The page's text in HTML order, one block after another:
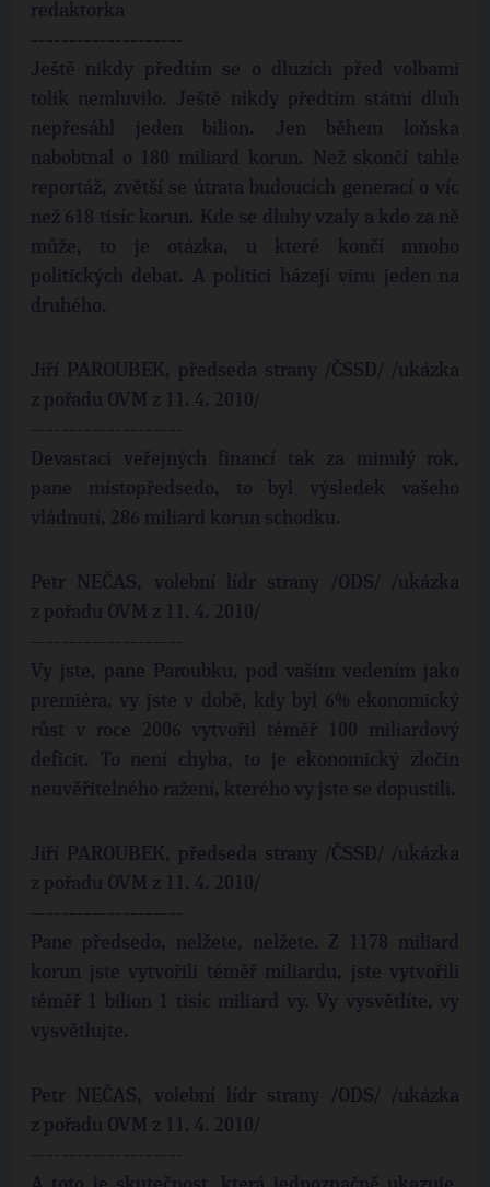
redaktorka
--------------------
Ještě nikdy předtím se o dluzích před volbami
tolik nemluvilo. Ještě nikdy předtím státní dluh
nepřesáhl jeden bilion. Jen během loňska
nabobtnal o 180 miliard korun. Než skončí tahle
reportáž, zvětší se útrata budoucích generací o víc
než 618 tisíc korun. Kde se dluhy vzaly a kdo za ně
může, to je otázka, u které končí mnoho
politických debat. A politici házejí vinu jeden na
druhého.
Jiří PAROUBEK, předseda strany /ČSSD/ /ukázka
z pořadu OVM z 11. 4. 2010/
--------------------
Devastaci veřejných financí tak za minulý rok,
pane místopředsedo, to byl výsledek vašeho
vládnutí, 286 miliard korun schodku.
Petr NEČAS, volební lídr strany /ODS/ /ukázka
z pořadu OVM z 11. 4. 2010/
--------------------
Vy jste, pane Paroubku, pod vaším vedením jako
premiéra, vy jste v době, kdy byl 6% ekonomický
růst v roce 2006 vytvořil téměř 100 miliardový
deficit. To není chyba, to je ekonomický zločin
neuvěřitelného ražení, kterého vy jste se dopustili.
Jiří PAROUBEK, předseda strany /ČSSD/ /ukázka
z pořadu OVM z 11. 4. 2010/
--------------------
Pane předsedo, nelžete, nelžete. Z 1178 miliard
korun jste vytvořili téměř miliardu, jste vytvořili
téměř 1 bilion 1 tisíc miliard vy. Vy vysvětlíte, vy
vysvětlujte.
Petr NEČAS, volební lídr strany /ODS/ /ukázka
z pořadu OVM z 11. 4. 2010/
--------------------